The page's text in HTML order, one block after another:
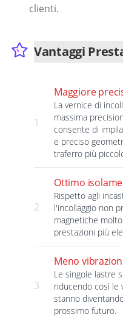
clienti.
Vantaggi
1
Maggiore
La vernice di
massima
consente di
e preciso
traferro più
2
Ottimo
Rispetto agli
l'incollaggio non
magnetiche
prestazioni più
3
Meno
Le singole lastre
riducendo così le
stanno
prossimo futuro.